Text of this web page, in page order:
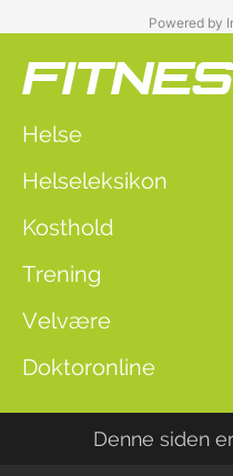
Powered by
Helse
Helseleksikon
Kosthold
Trening
Velvære
Doktoronline
Denne siden